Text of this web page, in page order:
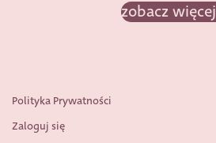
zobacz więcej
Polityka Prywatności
Zaloguj się